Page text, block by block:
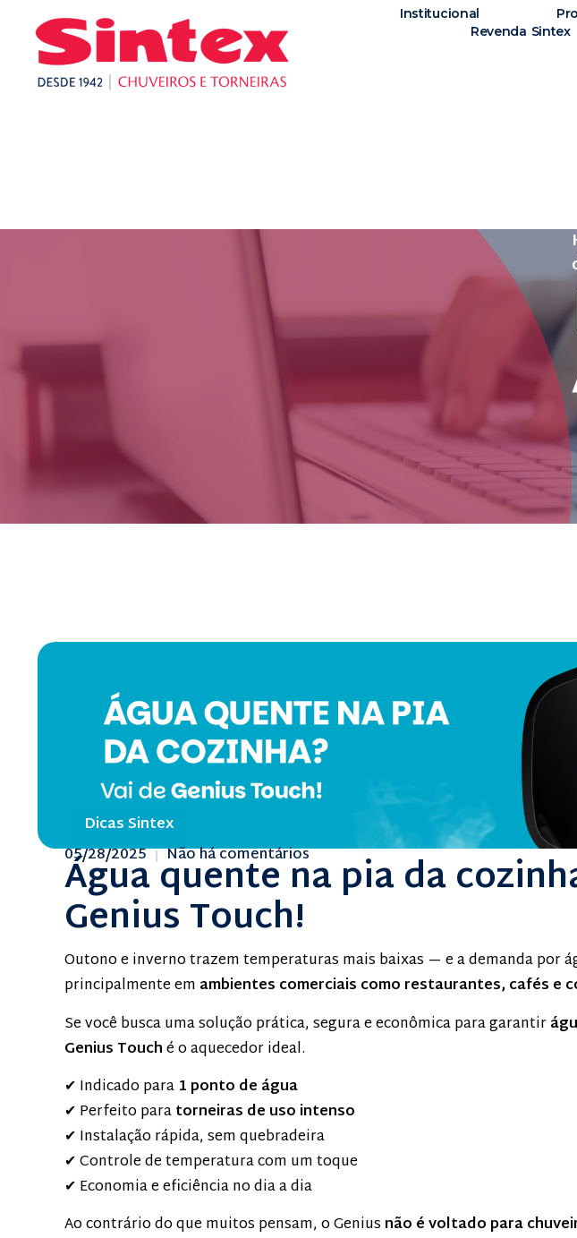
Institucional
Revenda Sintex
Dicas Sintex
05/28/2025
Não há comentários
Água quente na pia da
Genius Touch!
Outono e inverno trazem temperaturas mais baixas — e a demanda por
principalmente em ambientes comerciais como restaurantes, cafés e
Se você busca uma solução prática, segura e econômica para garantir
Genius Touché o aquecedor ideal.
✔ Indicado para 1 ponto de água
✔ Perfeito paratorneiras de uso intenso
✔ Instalação rápida, sem quebradeira
✔ Controle de temperatura com um toque
✔ Economia e eficiência no dia a dia
Ao contrário do que muitos pensam, o Genius não é voltado para